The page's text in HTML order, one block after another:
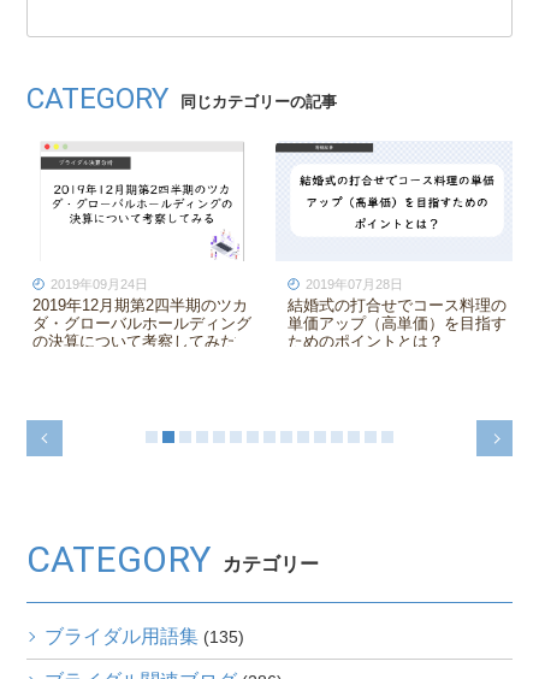
CATEGORY 同じカテゴリーの記事
でコース料理の
単価）を目指す
とは？
家族挙式の特徴とは？ビジネス
モデルを図解してみた
2020年12月期第2
ダ・グローバルホ
の決算について考
CATEGORY カテゴリー
ブライダル用語集 (135)